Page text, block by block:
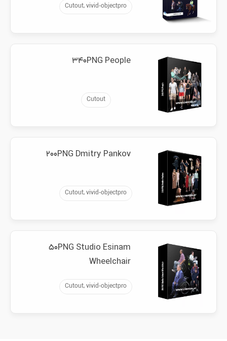
Cutout, vivid-objectpro
۳۴۰PNG People
Cutout
۲۰۰PNG Dmitry Pankov
Cutout, vivid-objectpro
۵۰PNG Studio Esinam
Wheelchair
Cutout, vivid-objectpro